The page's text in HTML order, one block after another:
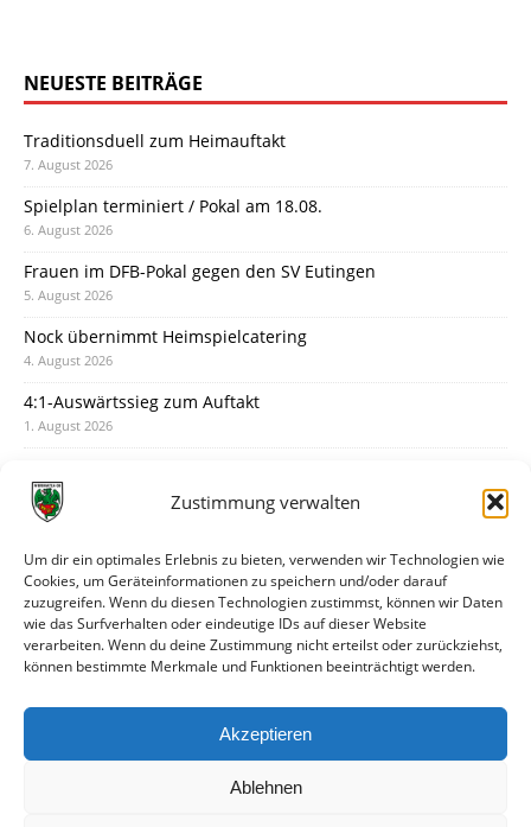
Zustimmung verwalten
Um dir ein optimales Erlebnis zu bieten, verwenden wir Technologien wie
Cookies, um Geräteinformationen zu speichern und/oder darauf
zuzugreifen. Wenn du diesen Technologien zustimmst, können wir Daten
wie das Surfverhalten oder eindeutige IDs auf dieser Website
verarbeiten. Wenn du deine Zustimmung nicht erteilst oder zurückziehst,
können bestimmte Merkmale und Funktionen beeinträchtigt werden.
Akzeptieren
Ablehnen
NEUESTE BEITRÄGE
Traditionsduell zum Heimauftakt
7. August 2026
Spielplan terminiert / Pokal am 18.08.
6. August 2026
Frauen im DFB-Pokal gegen den SV Eutingen
5. August 2026
Nock übernimmt Heimspielcatering
4. August 2026
4:1-Auswärtssieg zum Auftakt
1. August 2026
31. Juli 2026
30. Juli 2026
Deine Spielminute: 89+1
28. Juli 2026
Neuer Rückensponsor
Neue Podcast-Folge: So tickt Björn!
27. Juli 2026